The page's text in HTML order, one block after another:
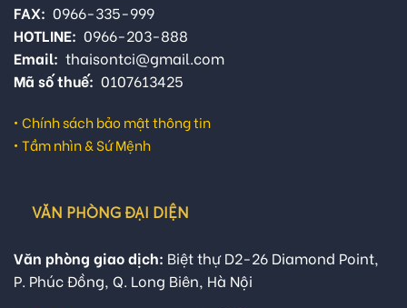
FAX: 0966-335-999
HOTLINE: 0966-203-888
Email: thaisontci@gmail.com
Mã số thuế: 0107613425
• Chính sách bảo mật thông tin
• Tầm nhìn & Sứ Mệnh
VĂN PHÒNG ĐẠI DIỆN
Văn phòng giao dịch: Biệt thự D2-26 Diamond Point,
P. Phúc Đồng, Q. Long Biên, Hà Nội